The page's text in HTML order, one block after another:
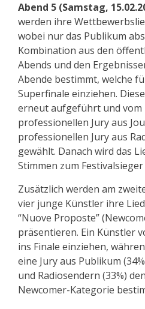
Abend 5 (Samstag,
werden ihre
wobei nur das Publikum
Kombination aus den
Abends und den
Abende bestimmt, welche
Superfinale einziehen.
erneut aufgeführt und vom
professionellen Jury aus
professionellen Jury aus
gewählt. Danach wird das
Stimmen zum
Zusätzlich werden am
vier junge Künstler ihre
“Nuove Proposte”
präsentieren. Ein Künstler
ins Finale einziehen,
eine Jury aus Publikum
und Radiosendern (33%)
Newcomer-Kategorie